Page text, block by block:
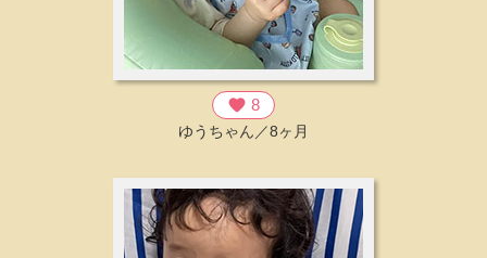
favorite 8
ゆうちゃん／8ヶ月